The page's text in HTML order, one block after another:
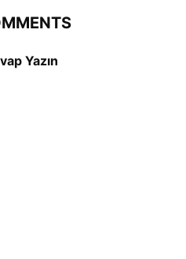
Yazın